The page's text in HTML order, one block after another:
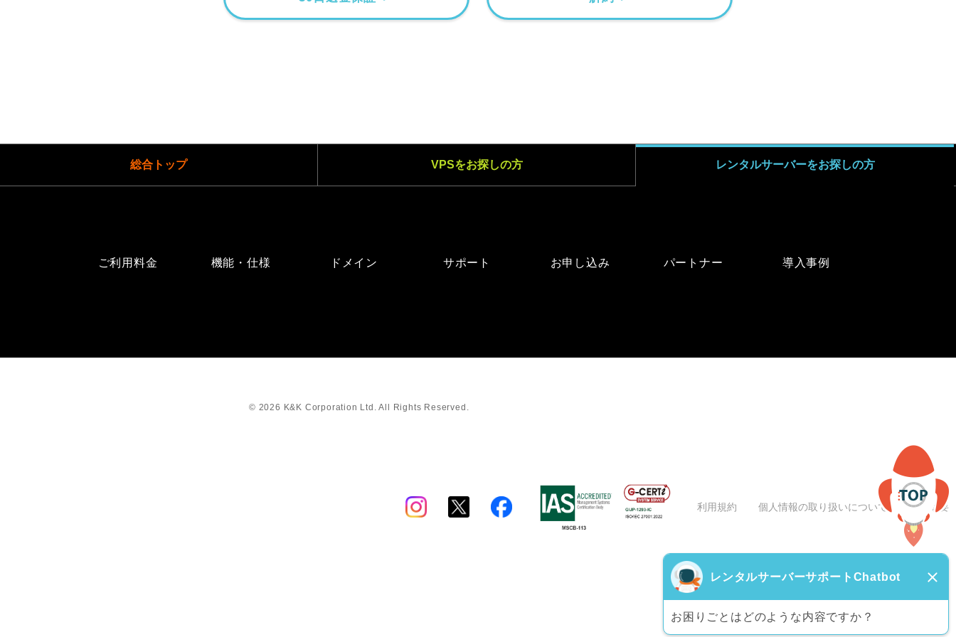
総合トップ VPSをお探しの方 レンタルサーバーをお探しの方
ご利用料金 機能・仕様 ドメイン サポート お申し込み パートナー 導入事例
© 2026 K&K Corporation Ltd. All Rights Reserved.
利用規約 個人情報の取り扱いについて 会社概要
レンタルサーバーサポートChatbot
お困りごとはどのような内容ですか？